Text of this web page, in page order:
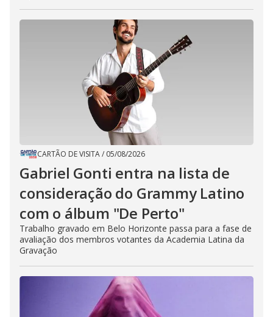
CARTÃO DE VISITA/ 05/08/2026
Gabriel Gonti entra na lista de
consideração do Grammy Latino
com o álbum "De Perto"
Trabalho gravado em Belo Horizonte passa para a fase de
avaliação dos membros votantes da Academia Latina da
Gravação